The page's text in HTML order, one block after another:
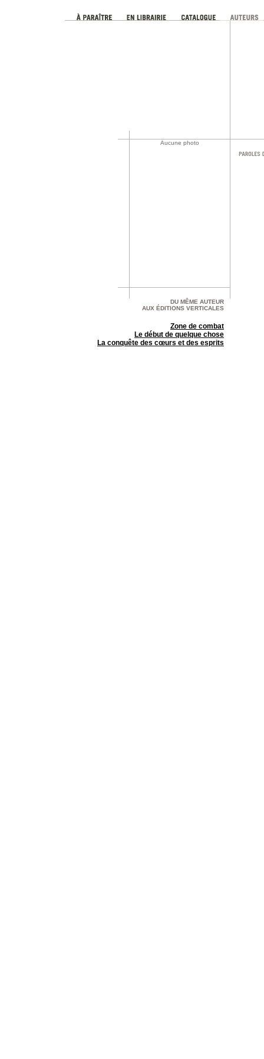
Aucune photo
DU MÊME AUTEUR
AUX ÉDITIONS VERTICALES
Zone de combat
Le début de quelque chose
La conquête des cœurs et des esprits